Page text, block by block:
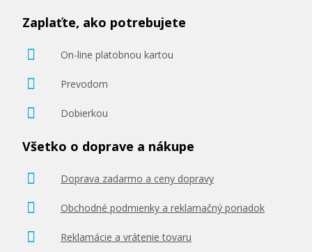
Zaplaťte, ako potrebujete
On-line platobnou kartou
Prevodom
Dobierkou
Všetko o doprave a nákupe
Doprava zadarmo a ceny dopravy
Obchodné podmienky a reklamačný poriadok
Reklamácie a vrátenie tovaru